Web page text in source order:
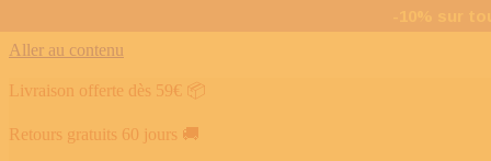
Aller au contenu
Livraison offerte dès 59€ 📦
Retours gratuits 60 jours 🚚